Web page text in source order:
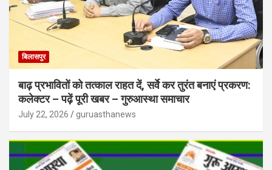
बिलासपुर
बाढ़ प्रभावितों को तत्काल राहत दें, सर्वे कर तुरंत बनाएं प्रकरण:
कलेक्टर – पढ़ें पूरी खबर – गुरुआस्था समाचार
July 22, 2026 guruasthanews